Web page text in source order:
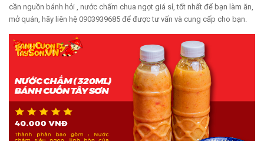
cần nguồn bánh hỏi , nước chấm chua ngọt giá sỉ, tốt nhất để bạn làm ăn,
mở quán, hãy liên hệ 0903939685 để được tư vấn và cung cấp cho bạn.